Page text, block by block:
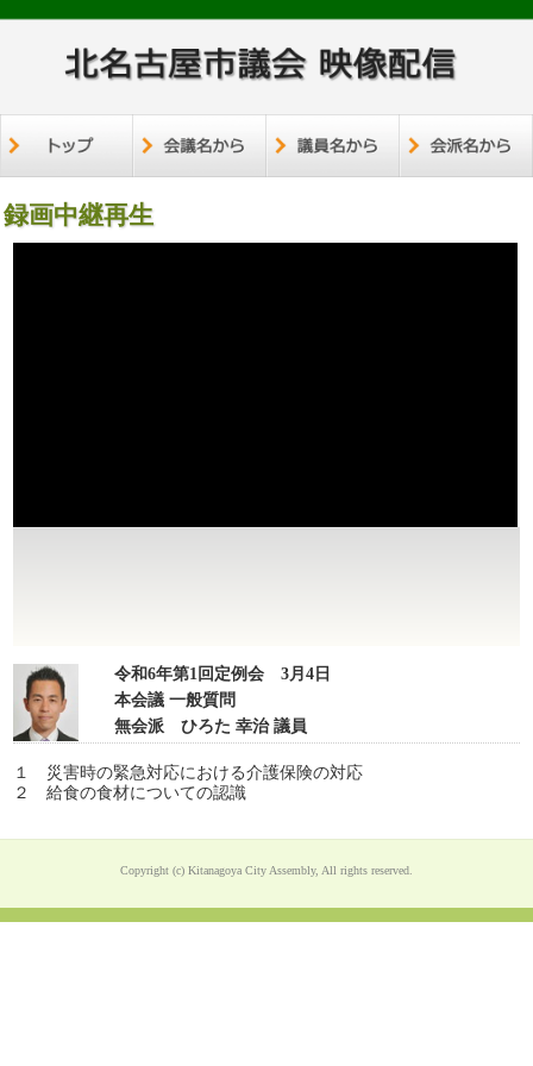
録画中継再生
令和6年第1回定例会 3月4日
本会議 一般質問
無会派 ひろた 幸治 議員
１ 災害時の緊急対応における介護保険の対応
２ 給食の食材についての認識
Copyright (c) Kitanagoya City Assembly, All rights reserved.